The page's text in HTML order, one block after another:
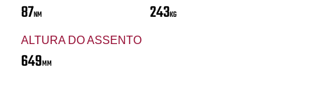
87NM 243KG
ALTURA DO ASSENTO
649MM